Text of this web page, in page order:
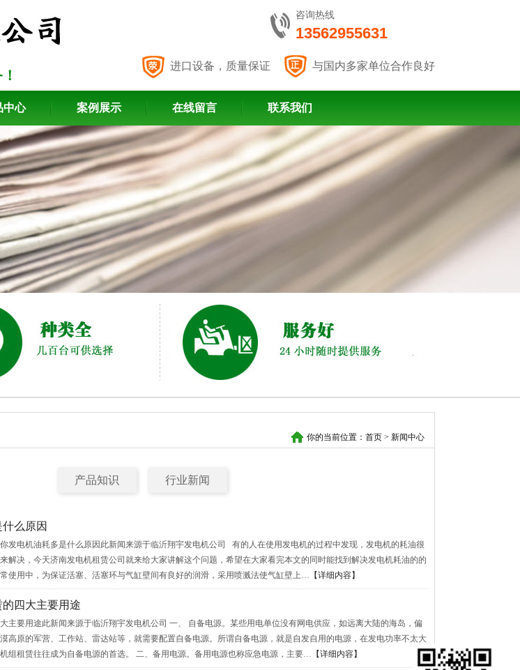
咨询热线
13562955631
进口设备，质量保证 与国内多家单位合作良好
中心 案例展示 在线留言 联系我们
你的当前位置： 首页 > 新闻中心
产品知识 行业新闻
么原因
发电机油耗多是什么原因此新闻来源于临沂翔宇发电机公司 有的人在使用发电机的过程中发现，发电机的耗油很
解决，今天济南发电机租赁公司就来给大家讲解这个问题，希望在大家看完本文的同时能找到解决发电机耗油的的
用中，为保证活塞、活塞环与气缸壁间有良好的润滑，采用喷溅法使气缸壁上… 【详细内容】
四大主要用途
主要用途此新闻来源于临沂翔宇发电机公司 一、 自备电源。某些用电单位没有网电供应，如远离大陆的海岛，偏
高原的军营、工作站、雷达站等，就需要配置自备电源。所谓自备电源，就是自发自用的电源，在发电功率不太大
组租赁往往成为自备电源的首选。 二、备用电源。备用电源也称应急电源，主要… 【详细内容】